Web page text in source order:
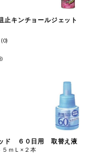
プサイト
・よどがわ生協の情報サイト
エスト
止キンチョールジェット
(0)
)
ド ６０日用 取替え液
ｍＬ×２本